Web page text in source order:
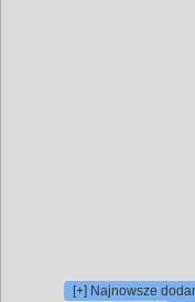
[+] Najnowsze